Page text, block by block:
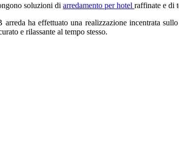
soluzioni di arredamento per hotel raffinate e di
ha effettuato una realizzazione incentrata
e rilassante al tempo stesso.